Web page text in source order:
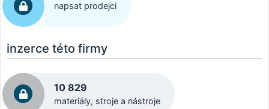
napsat prodejci
inzerce této firmy
10 829
materiály, stroje a nástroje